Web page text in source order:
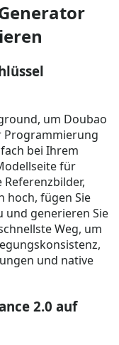
um Doubao
Programmierung
bei Ihrem
für
Referenzbilder,
hoch, fügen Sie
und generieren Sie
Weg, um
und native
2.0 auf